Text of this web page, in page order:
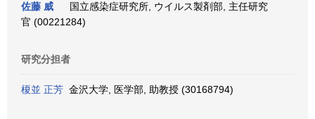
佐藤 威
国立感染症研究所, ウイルス製剤部, 主任研究
官 (00221284)
研究分担者
榎並 正芳 金沢大学, 医学部, 助教授 (30168794)